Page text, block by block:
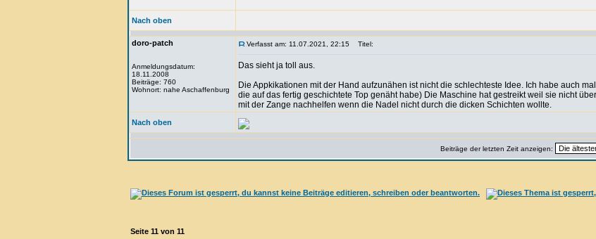
Nach oben
doro-patch
Anmeldungsdatum:
18.11.2008
Beiträge: 760
Wohnort: nahe Aschaffenburg
Verfasst am: 11.07.2021, 22:15 Titel:
Das sieht ja toll aus.
Die Appkikationen mit der Hand aufzunähen ist nicht die schlechteste Idee. Ich habe auch
die auf das fertig geschichtete Top genäht habe) Die Maschine hat gestreikt weil sie nicht
mit der Zange nachhelfen wenn die Nadel nicht durch die dicken Schichten wollte.
Nach oben
Beiträge der letzten Zeit anzeigen:
Seite 11 von 11